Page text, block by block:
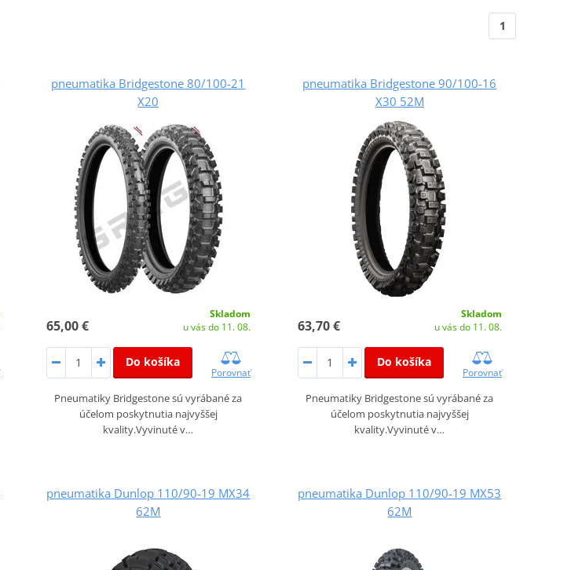
1
pneumatika Bridgestone 80/100-21
X20
65,00 €
Skladom
u vás do 11. 08.
Do košíka
Porovnať
Pneumatiky Bridgestone sú vyrábané za
účelom poskytnutia najvyššej
kvality.Vyvinuté v…
pneumatika Bridgestone 90/100-16
X30 52M
63,70 €
Skladom
u vás do 11. 08.
Do košíka
Porovnať
Pneumatiky Bridgestone sú vyrábané za
účelom poskytnutia najvyššej
kvality.Vyvinuté v…
pneumatika Dunlop 110/90-19 MX34
62M
pneumatika Dunlop 110/90-19 MX53
62M